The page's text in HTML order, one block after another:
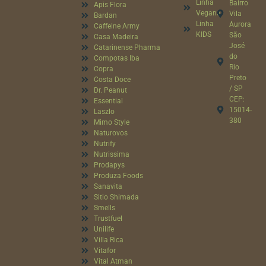
Apis Flora
Bardan
Caffeine Army
Casa Madeira
Catarinense Pharma
Compotas Iba
Copra
Costa Doce
Dr. Peanut
Essential
Laszlo
Mimo Style
Naturovos
Nutrify
Nutrissima
Prodapys
Produza Foods
Sanavita
Sitio Shimada
Smells
Trustfuel
Unilife
Villa Rica
Vitafor
Vital Atman
Linha
Vegana
Linha
KIDS
Bairro
Vila
Aurora
São
José
do
Rio
Preto
/ SP
CEP:
15014-
380